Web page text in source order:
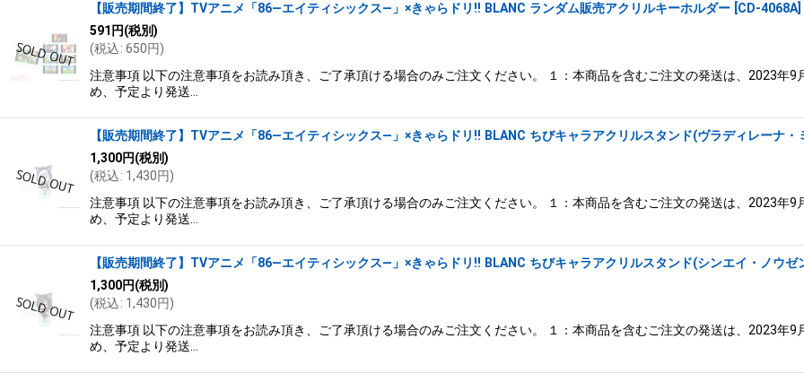
【販売期間終了】TVアニメ「86―エイティシックス―」×きゃらドリ!! BLANC ランダム販売アクリルキーホルダー CD-4068A
591 円(税別)
(税込: 650円)
注意事項 以下の注意事項をお読み頂き、ご了承頂ける場合のみご注文ください。 １：本商品を含むご注文の発送は、2023年
め、予定より発送…
【販売期間終了】TVアニメ「86―エイティシックス―」×きゃらドリ!! BLANC ちびキャラアクリルスタンド(ヴラディレーナ・
1,300円(税別)
(税込: 1,430円)
注意事項 以下の注意事項をお読み頂き、ご了承頂ける場合のみご注文ください。 １：本商品を含むご注文の発送は、2023年
め、予定より発送…
【販売期間終了】TVアニメ「86―エイティシックス―」×きゃらドリ!! BLANC ちびキャラアクリルスタンド(シンエイ・ノウゼ
1,300円(税別)
(税込: 1,430円)
注意事項 以下の注意事項をお読み頂き、ご了承頂ける場合のみご注文ください。 １：本商品を含むご注文の発送は、2023年
め、予定より発送…